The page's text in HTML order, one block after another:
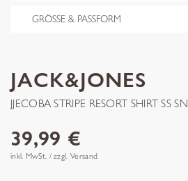
GRÖSSE & PASSFORM
JACK&JONES
JJECOBA STRIPE RESORT SHIRT SS SN
39,99 €
inkl. MwSt. / zzgl. Versand